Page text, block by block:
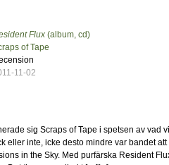
Flux (album, cd)
of Tape
11-02
sig Scraps of Tape i spetsen av vad
eller inte, icke desto mindre var bandet att
in the Sky. Med purfärska Resident